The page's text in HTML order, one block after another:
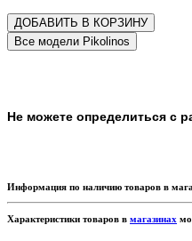
ДОБАВИТЬ В КОРЗИНУ
Не можете определиться с
Информация по наличию товаров в
Характеристики товаров в магазинах